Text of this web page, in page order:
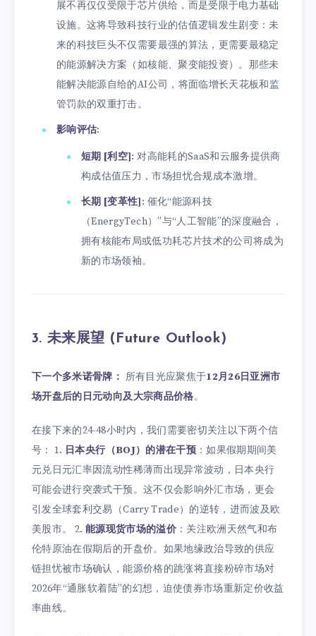
展不再仅仅受限于芯片供给，而是受限于电力基础
设施。这将导致科技行业的估值逻辑发生剧变：未
来的科技巨头不仅需要最强的算法，更需要最稳定
的能源解决方案（如核能、聚变能投资）。那些未
能解决能源自给的AI公司，将面临增长天花板和监
管罚款的双重打击。
影响评估:
短期 [利空]: 对高能耗的SaaS和云服务提供商
构成估值压力，市场担忧合规成本激增。
长期 [变革性]: 催化“能源科技
（EnergyTech）”与“人工智能”的深度融合，
拥有核能布局或低功耗芯片技术的公司将成为
新的市场领袖。
3. 未来展望 (Future Outlook)
下一个多米诺骨牌： 所有目光应聚焦于12月26日亚洲市
场开盘后的日元动向及大宗商品价格。
在接下来的24-48小时内，我们需要密切关注以下两个信
号： 1. 日本央行（BOJ）的潜在干预 ：如果假期期间美
元兑日元汇率因流动性稀薄而出现异常波动，日本央行
可能会进行突袭式干预。这不仅会影响外汇市场，更会
引发全球套利交易（Carry Trade）的逆转，进而波及欧
美股市。 2. 能源现货市场的溢价：关注欧洲天然气和布
伦特原油在假期后的开盘价。如果地缘政治导致的供应
链担忧被市场确认，能源价格的跳涨将直接粉碎市场对
2026年“通胀软着陆”的幻想，迫使债券市场重新定价收益
率曲线。